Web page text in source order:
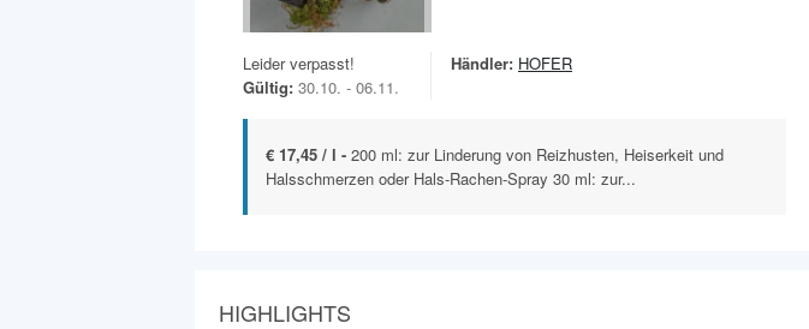
Leider verpasst!
Gültig: 30.10. - 06.11.
Händler: HOFER
€ 17,45 / l - 200 ml: zur Linderung von Reizhusten, Heiserkeit und
Halsschmerzen oder Hals-Rachen-Spray 30 ml: zur...
HIGHLIGHTS